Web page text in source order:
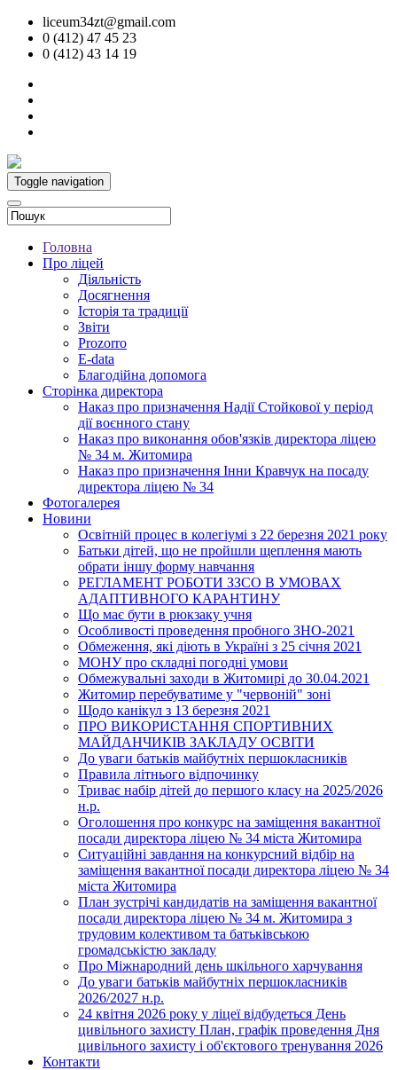
liceum34zt@gmail.com
0 (412) 47 45 23
0 (412) 43 14 19
Toggle navigation
Головна
Про ліцей
Діяльність
Досягнення
Історія та традиції
Звіти
Prozorro
E-data
Благодійна допомога
Сторінка директора
Наказ про призначення Надії Стойкової у період
дії воєнного стану
Наказ про виконання обов'язків директора ліцею
№ 34 м. Житомира
Наказ про призначення Інни Кравчук на посаду
директора ліцею № 34
Фотогалерея
Новини
Освітній процес в колегіумі з 22 березня 2021 року
Батьки дітей, що не пройшли щеплення мають
обрати іншу форму навчання
РЕГЛАМЕНТ РОБОТИ ЗЗСО В УМОВАХ
АДАПТИВНОГО КАРАНТИНУ
Що має бути в рюкзаку учня
Особливості проведення пробного ЗНО-2021
Обмеження, які діють в Україні з 25 січня 2021
МОНУ про складні погодні умови
Обмежувальні заходи в Житомирі до 30.04.2021
Житомир перебуватиме у "червоній" зоні
Щодо канікул з 13 березня 2021
ПРО ВИКОРИСТАННЯ СПОРТИВНИХ
МАЙДАНЧИКІВ ЗАКЛАДУ ОСВІТИ
До уваги батьків майбутніх першокласників
Правила літнього відпочинку
Триває набір дітей до першого класу на 2025/2026
н.р.
Оголошення про конкурс на заміщення вакантної
посади директора ліцею № 34 міста Житомира
Ситуаційні завдання на конкурсний відбір на
заміщення вакантної посади директора ліцею № 34
міста Житомира
План зустрічі кандидатів на заміщення вакантної
посади директора ліцею № 34 м. Житомира з
трудовим колективом та батьківською
громадськістю закладу
Про Міжнародний день шкільного харчування
До уваги батьків майбутніх першокласників
2026/2027 н.р.
24 квітня 2026 року у ліцеї відбудеться День
цивільного захисту План, графік проведення Дня
цивільного захисту і об'єктового тренування 2026
Контакти